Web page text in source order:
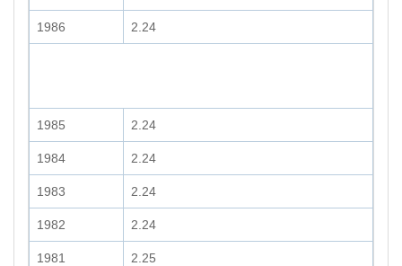
1986 2.24
1985 2.24
1984 2.24
1983 2.24
1982 2.24
1981 2.25